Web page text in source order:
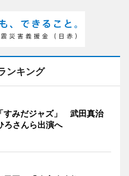
ンキング
すみだジャズ」 武田真治
さんら出演へ